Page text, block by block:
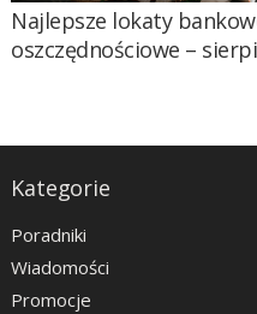
Najlepsze lokaty
oszczędnościowe –
Kategorie
Poradniki
Wiadomości
Promocje